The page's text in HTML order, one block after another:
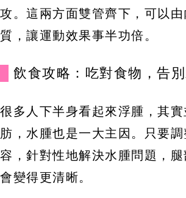
攻。這兩方面雙管齊下，可以
質，讓運動效果事半功倍。
飲食攻略：吃對食物，告
很多人下半身看起來浮腫，其
肪，水腫也是一大主因。只要
容，針對性地解決水腫問題，
會變得更清晰。